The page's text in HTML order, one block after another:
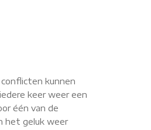
kunnen
keer weer een
één van de
het geluk weer